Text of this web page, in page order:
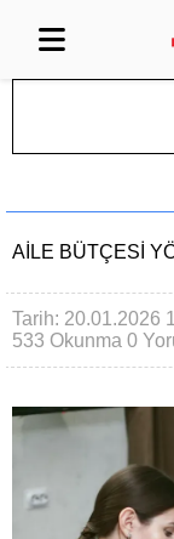
AILE BÜTÇESI
Tarih: 20.01.2026
533 Okunma 0